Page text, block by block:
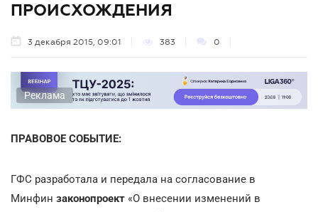
ПРОИСХОЖДЕНИЯ
3 декабря 2015, 09:01 383 0
Реклама
ПРАВОВОЕ СОБЫТИЕ:
ГФС разработала и передала на согласование в
Минфин законопроект «О внесении изменений в